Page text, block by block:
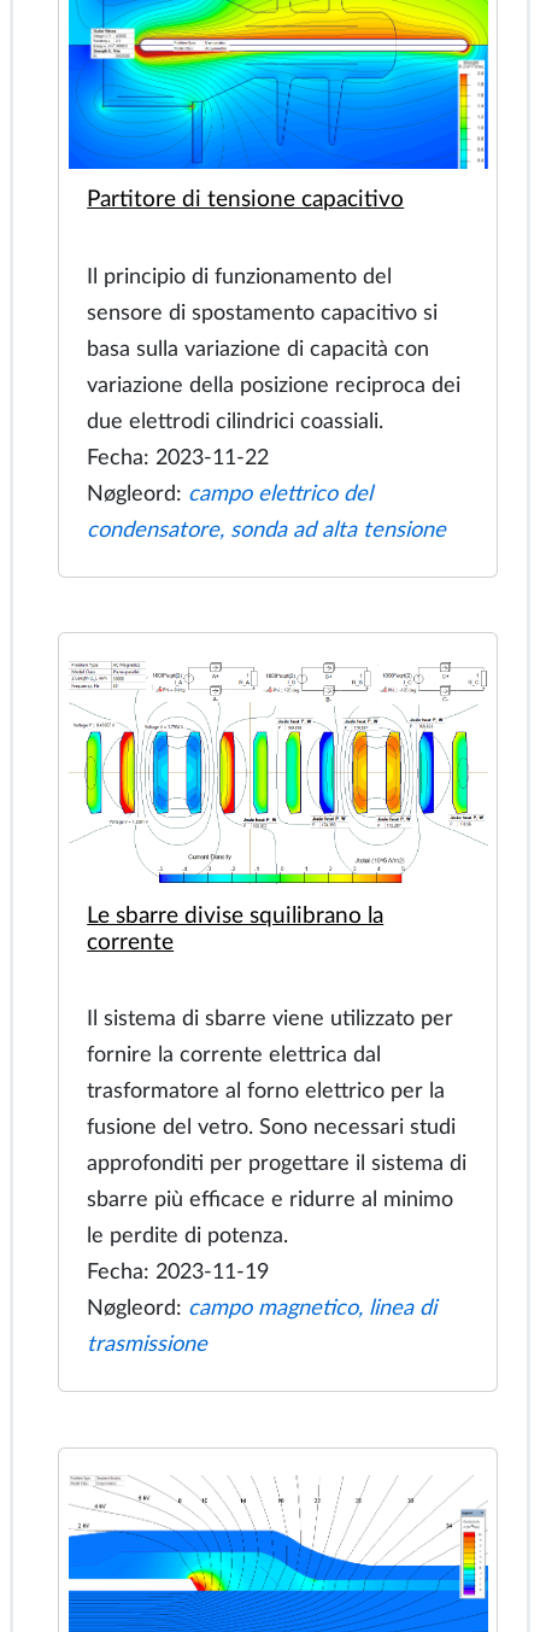
Viene simulato il motore a induzione
lineare per il treno hyperloop. Il motore
è alimentato dal convertitore di
frequenza. Il motore si avvia a velocità
zero. Per ogni specifica velocità di
attenuata per ottenere il valore
massimo della forza di spinta.
Fecha: 2024-03-07
Nøgleord:Motore CA, forza di spinta,
iper-loop, azionamento a frequenza
variabile
sensore di spostamento capacitivo si
basa sulla variazione di capacità con
variazione della posizione reciproca dei
due elettrodi cilindrici coassiali.
Fecha: 2023-11-22
Nøgleord:campo elettrico del
condensatore, sonda ad alta tensione